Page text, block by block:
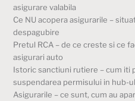
asigurare valabila
Ce NU acopera asigurarile –
despagubire
Pretul RCA – de ce creste si ce
asigurari auto
Istoric sanctiuni rutiere – cum iti
suspendarea permisului in hub-
Asigurarile – ce sunt, cum au